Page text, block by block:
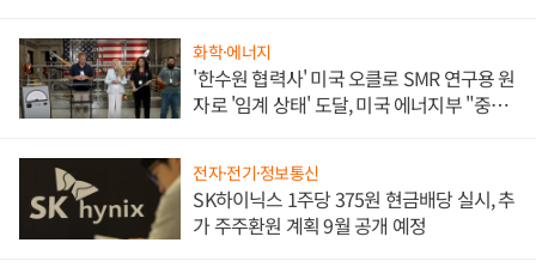
화학·에너지
'한수원 협력사' 미국 오클로 SMR 연구용 원
자로 '임계 상태' 도달, 미국 에너지부 "중요
전자·전기·정보통신
SK하이닉스 1주당 375원 현금배당 실시, 추
가 주주환원 계획 9월 공개 예정